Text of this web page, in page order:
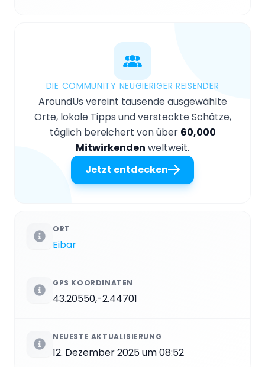
DIE COMMUNITY NEUGIERIGER REISENDER
AroundUs vereint tausende ausgewählte
Orte, lokale Tipps und versteckte Schätze,
täglich bereichert von über 60,000
Mitwirkenden weltweit.
Jetzt entdecken
ORT
Eibar
GPS KOORDINATEN
43.20550,-2.44701
NEUESTE AKTUALISIERUNG
12. Dezember 2025 um 08:52